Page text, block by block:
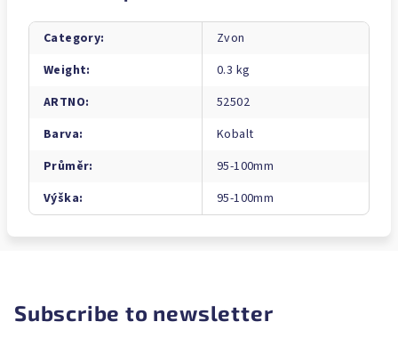
Category:
Zvon
Weight:
0.3 kg
ARTNO:
52502
Barva:
Kobalt
Průměr:
95-100mm
Výška: 95-100mm
Subscribe to newsletter